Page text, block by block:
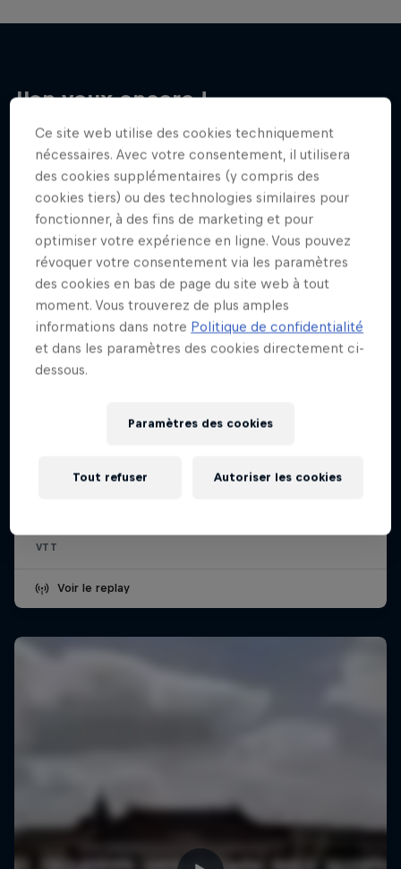
J'en veux encore !
Red Bull District Ride
VTT
Voir le replay
Ce site web utilise des cookies techniquement
nécessaires. Avec votre consentement, il utilisera
des cookies supplémentaires (y compris des
cookies tiers) ou des technologies similaires pour
fonctionner, à des fins de marketing et pour
optimiser votre expérience en ligne. Vous pouvez
révoquer votre consentement via les paramètres
des cookies en bas de page du site web à tout
moment. Vous trouverez de plus amples
informations dans notre Politique de confidentialité
et dans les paramètres des cookies directement ci-
dessous.
Paramètres des cookies
Tout refuser Autoriser les cookies